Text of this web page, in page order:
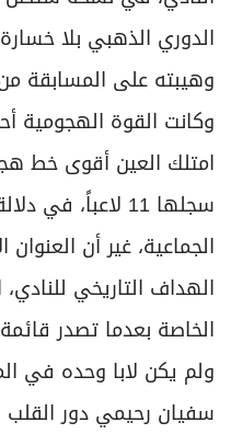
الدوري الذهبي بلا
وهيبته على المسابقة من
وكانت القوة الهجومية أحد
سجلها 11 لاعباً،
الجماعية، غير أن العنوان
الهداف التاريخي
الخاصة بعدما تصدر قائمة
ولم يكن لابا وحده في
سفيان رحيمي دور القلب